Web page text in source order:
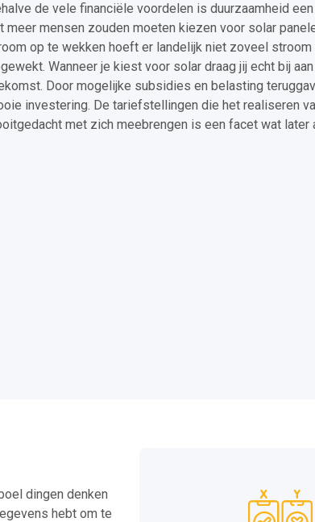
de vele financiële voordelen is duurzaamheid
meer mensen zouden moeten kiezen voor solar
op te wekken hoeft er landelijk niet zoveel stroom
Wanneer je kiest voor solar draag jij echt bij
Door mogelijke subsidies en belasting
investering. De tariefstellingen die het realiseren
met zich meebrengen is een facet wat later
dingen denken
hebt om te